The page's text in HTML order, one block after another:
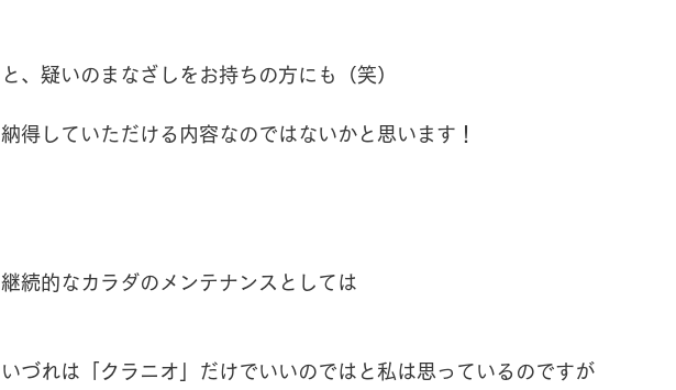
と、疑いのまなざしをお持ちの方にも（笑）
納得していただける内容なのではないかと思います！
継続的なカラダのメンテナンスとしては
いづれは「クラニオ」だけでいいのではと私は思っているのですが